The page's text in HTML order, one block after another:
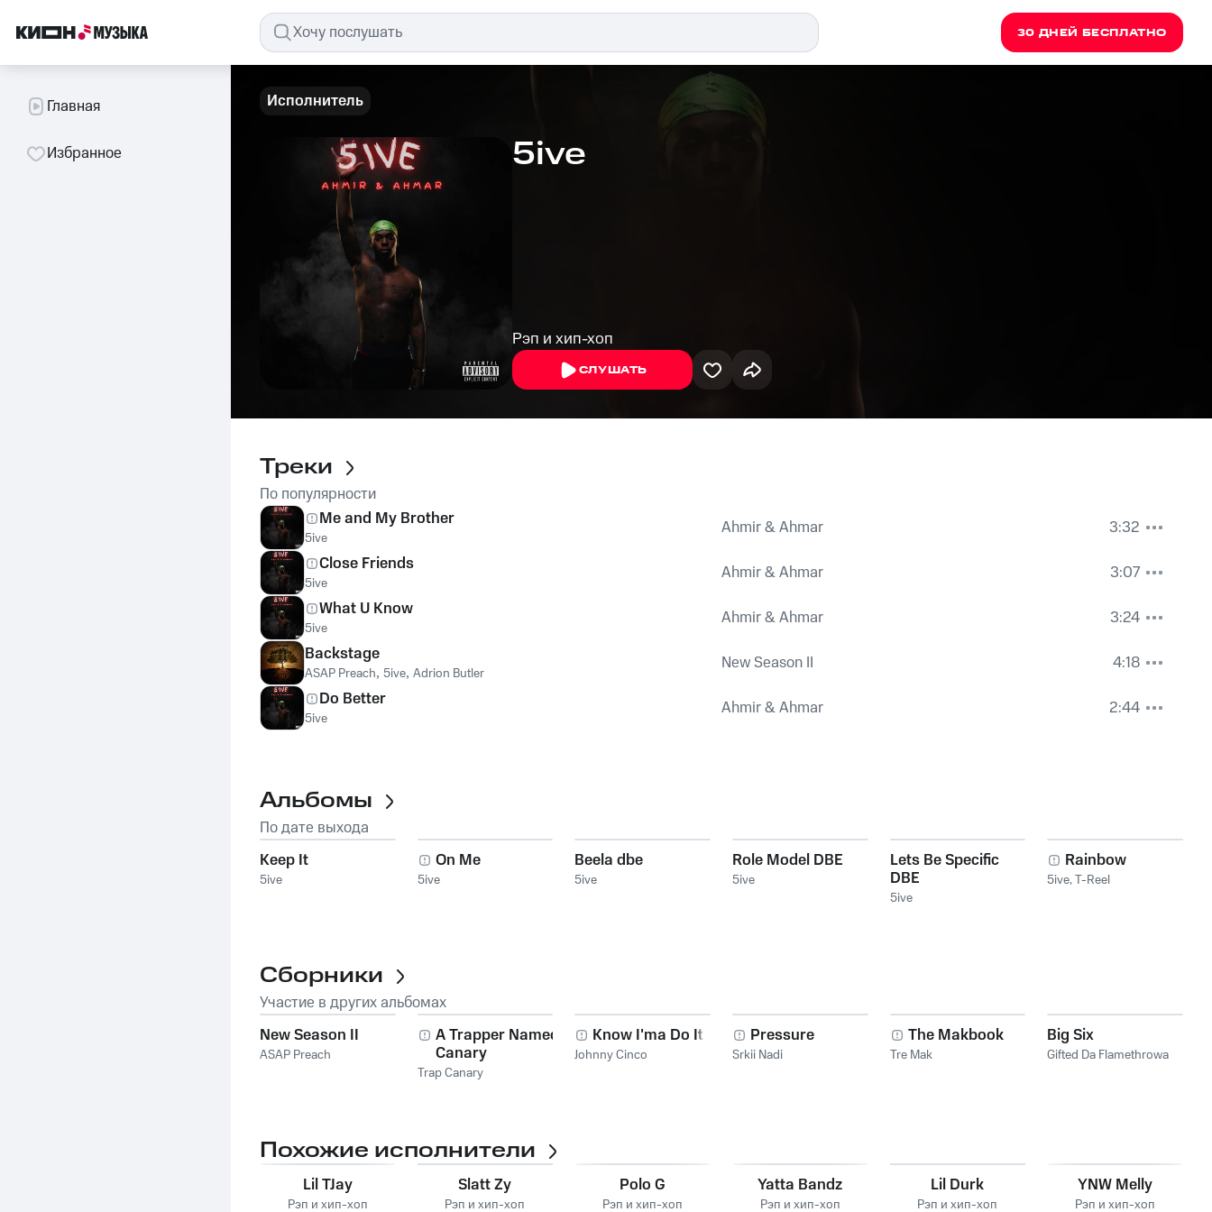
30 ДНЕЙ БЕСПЛАТНО
Главная
Избранное
Исполнитель
5ive
Рэп и хип-хоп
СЛУШАТЬ
Треки
По популярности
Me and My Brother
5ive Ahmir & Ahmar
3:32
Close Friends
5ive Ahmir & Ahmar
3:07
What U Know
5ive Ahmir & Ahmar
3:24
Backstage
ASAP Preach, 5ive, Adrion Butler New Season II
4:18
Do Better
5ive Ahmir & Ahmar 2:44
Альбомы
По дате выхода
Keep It
5ive
On Me
5ive
Beela dbe
5ive
Role Model DBE
5ive
Lets Be Specific
DBE
5ive
Rainbow
5ive,T-Reel
Сборники
Участие в других альбомах
New Season II
ASAP Preach
A Trapper Named
Canary
Trap Canary
Know I'ma Do It
Johnny Cinco
Pressure
Srkii Nadi
The Makbook
Tre Mak
Big Six
Gifted Da Flamethrowa
Похожие исполнители
Lil TJay
Рэп и хип-хоп
Slatt Zy
Рэп и хип-хоп
Polo G
Рэп и хип-хоп
Yatta Bandz
Рэп и хип-хоп
Lil Durk
Рэп и хип-хоп
YNW Melly
Рэп и хип-хоп